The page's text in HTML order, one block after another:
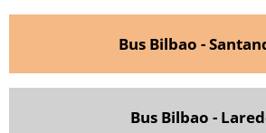
Bus Bilbao -
Bus Bilbao -